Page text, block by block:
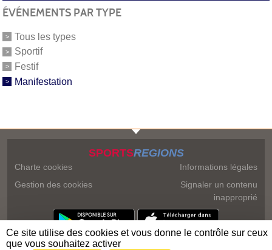
ÉVÉNEMENTS PAR TYPE
Tous les types
Sportif
Festif
Manifestation
SPORTSREGIONS
Charte cookies
Gestion des cookies
Informations légales
Signaler un contenu
inapproprié
Ce site utilise des cookies et vous donne le contrôle sur ceux
que vous souhaitez activer